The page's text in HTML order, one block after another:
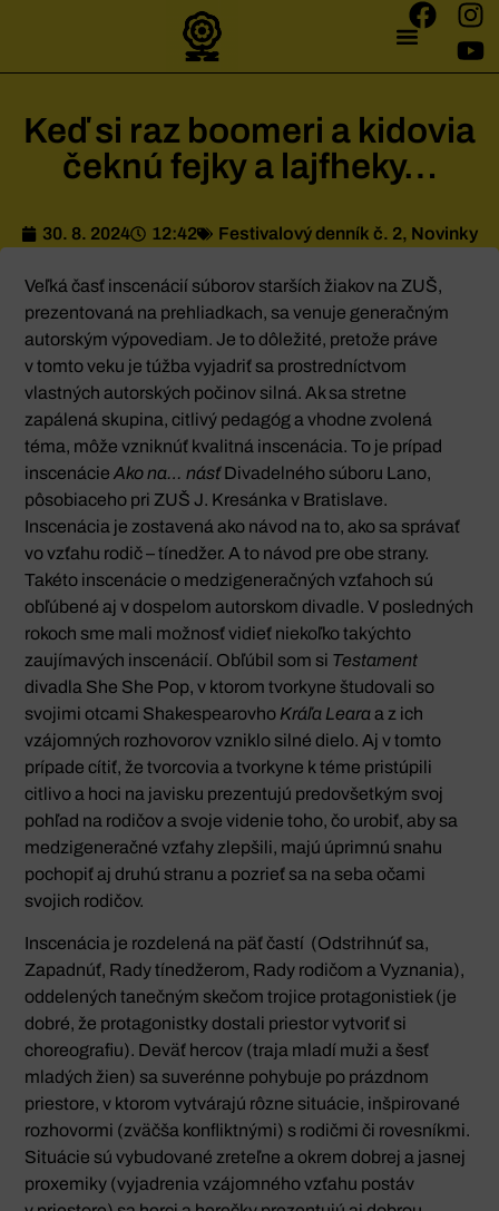
Keď si raz boomeri a kidovia
čeknú fejky a lajfheky…
30. 8. 2024 12:42 Festivalový denník č. 2, Novinky
Veľká časť inscenácií súborov starších žiakov na ZUŠ,
prezentovaná na prehliadkach, sa venuje generačným
autorským výpovediam. Je to dôležité, pretože práve
v tomto veku je túžba vyjadriť sa prostredníctvom
vlastných autorských počinov silná. Ak sa stretne
zapálená skupina, citlivý pedagóg a vhodne zvolená
téma, môže vzniknúť kvalitná inscenácia. To je prípad
inscenácieAko na… násťDivadelného súboru Lano,
pôsobiaceho pri ZUŠ J. Kresánka v Bratislave.
Inscenácia je zostavená ako návod na to, ako sa správať
vo vzťahu rodič – tínedžer. A to návod pre obe strany.
Takéto inscenácie o medzigeneračných vzťahoch sú
obľúbené aj v dospelom autorskom divadle. V posledných
rokoch sme mali možnosť vidieť niekoľko takýchto
zaujímavých inscenácií. Obľúbil som si Testament
divadla She She Pop, v ktorom tvorkyne študovali so
svojimi otcami Shakespearovho Kráľa Learaa z ich
vzájomných rozhovorov vzniklo silné dielo. Aj v tomto
prípade cítiť, že tvorcovia a tvorkyne k téme pristúpili
citlivo a hoci na javisku prezentujú predovšetkým svoj
pohľad na rodičov a svoje videnie toho, čo urobiť, aby sa
medzigeneračné vzťahy zlepšili, majú úprimnú snahu
pochopiť aj druhú stranu a pozrieť sa na seba očami
svojich rodičov.
Inscenácia je rozdelená na päť častí (Odstrihnúť sa,
Zapadnúť, Rady tínedžerom, Rady rodičom a Vyznania),
oddelených tanečným skečom trojice protagonistiek (je
dobré, že protagonistky dostali priestor vytvoriť si
choreografiu). Deväť hercov (traja mladí muži a šesť
mladých žien) sa suverénne pohybuje po prázdnom
priestore, v ktorom vytvárajú rôzne situácie, inšpirované
rozhovormi (zväčša konfliktnými) s rodičmi či rovesníkmi.
Situácie sú vybudované zreteľne a okrem dobrej a jasnej
proxemiky (vyjadrenia vzájomného vzťahu postáv